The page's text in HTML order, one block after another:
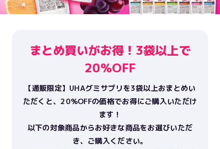
まとめ買いがお得！3袋以上で
20％OFF
【通販限定】UHAグミサプリを3袋以上おまとめい
ただくと、20%OFFの価格でお得にご購入いただけ
ます！
以下の対象商品からお好きな商品をお選びいただ
き、ご購入ください。